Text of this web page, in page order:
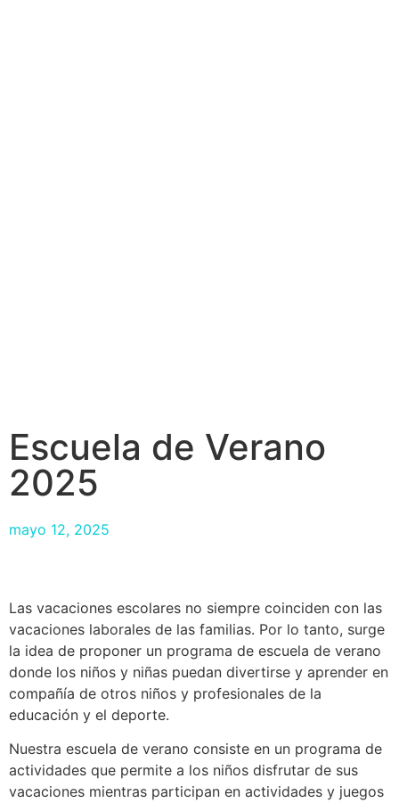
Escuela de Verano
2025
mayo 12, 2025
Las vacaciones escolares no siempre coinciden con las
vacaciones laborales de las familias. Por lo tanto, surge
la idea de proponer un programa de escuela de verano
donde los niños y niñas puedan divertirse y aprender en
compañía de otros niños y profesionales de la
educación y el deporte.
Nuestra escuela de verano consiste en un programa de
actividades que permite a los niños disfrutar de sus
vacaciones mientras participan en actividades y juegos